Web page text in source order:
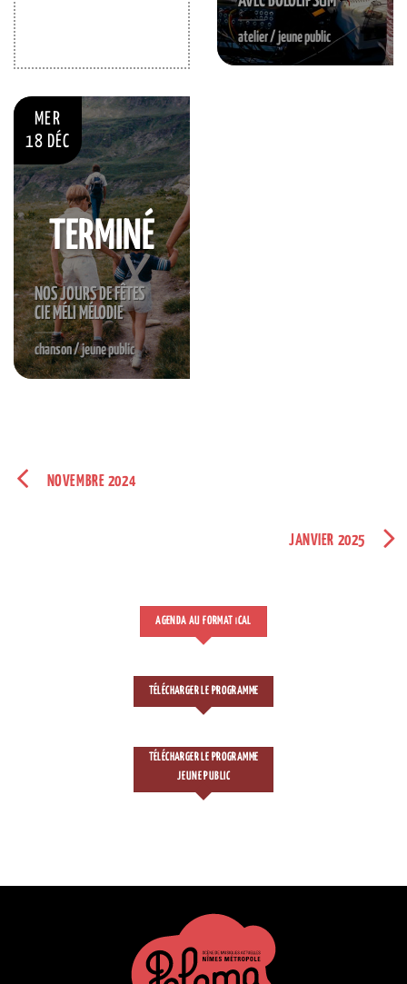
atelier / jeune public
MER
18 DÉC
NOS JOURS DE FÊTES
CIE MÉLI MÉLODIE
chanson / jeune public
TERMINÉ
NOVEMBRE 2024
JANVIER 2025
AGENDA AU FORMAT CAL
TÉLÉCHARGER LE PROGRAMME
TÉLÉCHARGER LE PROGRAMME
JEUNE PUBLIC